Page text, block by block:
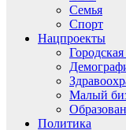
Семья
Спорт
Нацпроекты
Городская
Малый
Политика